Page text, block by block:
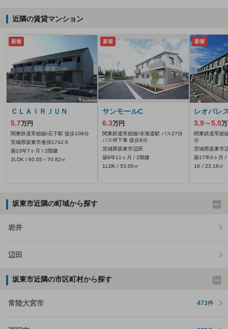
近隣の賃貸マンション
新着
ＣＬＡＩＲＪＵＮ
5.7万円
関東鉄道常総線/石下駅 徒歩108分
茨城県坂東市沓掛1742‐5
築13年7ヶ月 / 2階建
2LDK / 60.05～70.82㎡
新着
サンモールC
6.3万円
関東鉄道常総線/水海道駅 バス27分
バス停下車 徒歩8分
茨城県坂東市辺田
築9年11ヶ月 / 2階建
1LDK / 53.00㎡
新着
レオパレ
3.9～5.5
関東鉄道常総
分
茨城県坂東市
築17年4ヶ月 /
1K / 23.18㎡
坂東市近隣の町域から探す
岩井
辺田
坂東市近隣の市区町村から探す
常陸大宮市 473件